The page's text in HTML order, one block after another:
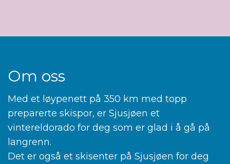
Om oss
Med et løypenett på 350 km med topp
preparerte skispor, er Sjusjøen et
vintereldorado for deg som er glad i å gå på
langrenn.
Det er også et skisenter på Sjusjøen for deg